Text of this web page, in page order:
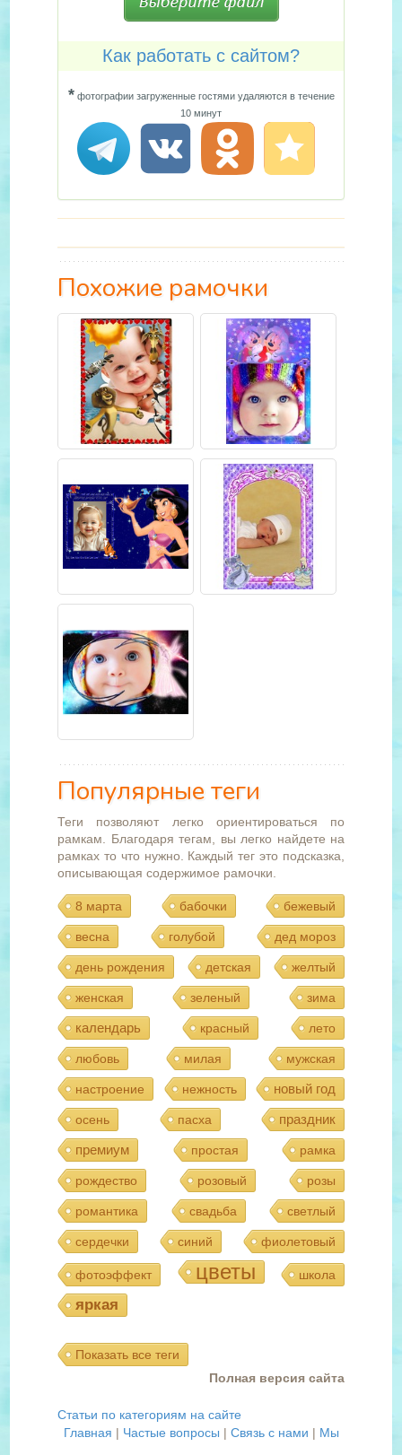
Как работать с сайтом?
*фотографии загруженные гостями удаляются в течение
10 минут
Похожие рамочки
Популярные теги
Теги позволяют легко ориентироваться по
рамкам. Благодаря тегам, вы легко найдете на
рамках то что нужно. Каждый тег это подсказка,
описывающая содержимое рамочки.
8 марта бабочки бежевый
весна голубой дед мороз
день рождения детская желтый
женская зеленый зима
календарь красный лето
любовь милая мужская
настроение нежность новый год
осень пасха
праздник
премиум
простая рамка
рождество розовый розы
романтика свадьба светлый
сердечки синий фиолетовый
фотоэффект цветы школа
яркая
Показать все теги
Полная версия сайта
Статьи по категориям на сайте
Главная | Частые вопросы | Связь с нами | Мы